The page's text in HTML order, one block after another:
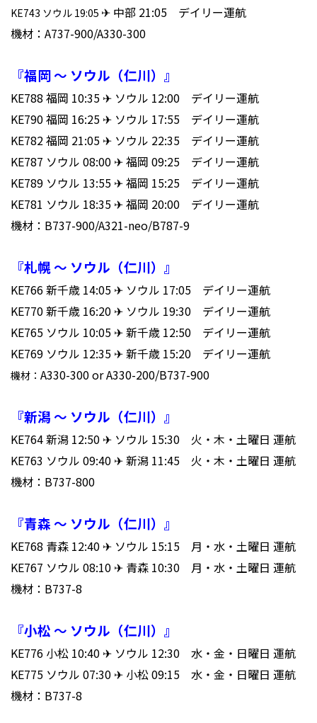
KE743 ソウル 19:05 ✈ 中部 21:05 デイリー運航
機材：A737-900/A330-300
『福岡 ～ ソウル（仁川）』
KE788 福岡 10:35 ✈ ソウル 12:00 デイリー運航
KE790 福岡 16:25 ✈ ソウル 17:55 デイリー運航
KE782 福岡 21:05 ✈ ソウル 22:35 デイリー運航
KE787 ソウル 08:00 ✈ 福岡 09:25 デイリー運航
KE789 ソウル 13:55 ✈ 福岡 15:25 デイリー運航
KE781 ソウル 18:35 ✈ 福岡 20:00 デイリー運航
機材：B737-900/A321-neo/B787-9
『札幌 ～ ソウル（仁川）』
KE766 新千歳 14:05 ✈ ソウル 17:05 デイリー運航
KE770 新千歳 16:20 ✈ ソウル 19:30 デイリー運航
KE765 ソウル 10:05 ✈ 新千歳 12:50 デイリー運航
KE769 ソウル 12:35 ✈ 新千歳 15:20 デイリー運航
機材： A330-300 or A330-200/B737-900
『新潟 ～ ソウル（仁川）』
KE764 新潟 12:50 ✈ ソウル 15:30 火・木・土曜日 運航
KE763 ソウル 09:40 ✈ 新潟 11:45 火・木・土曜日 運航
機材：B737-800
『青森 ～ ソウル（仁川）』
KE768 青森 12:40 ✈ ソウル 15:15 月・水・土曜日 運航
KE767 ソウル 08:10 ✈ 青森 10:30 月・水・土曜日 運航
機材：B737-8
『小松 ～ ソウル（仁川）』
KE776 小松 10:40 ✈ ソウル 12:30 水・金・日曜日 運航
KE775 ソウル 07:30 ✈ 小松 09:15 水・金・日曜日 運航
機材：B737-8